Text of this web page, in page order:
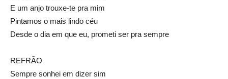
E um anjo trouxe-te pra mim
Pintamos o mais lindo céu
Desde o dia em que eu, prometi ser pra sempre
REFRÃO
Sempre sonhei em dizer sim